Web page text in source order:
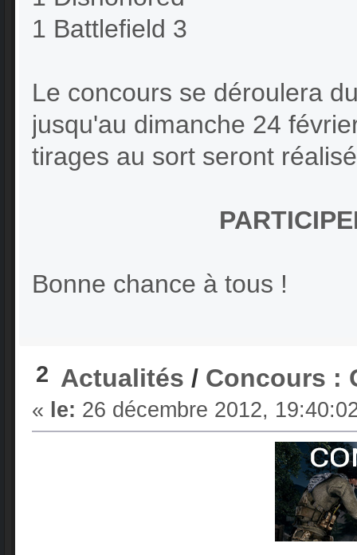
1 Battlefield 3
Le concours se déroulera
jusqu'au dimanche 24
tirages au sort seront
Bonne chance à tous !
2 Actualités / Concours :
« le: 26 décembre 2012,